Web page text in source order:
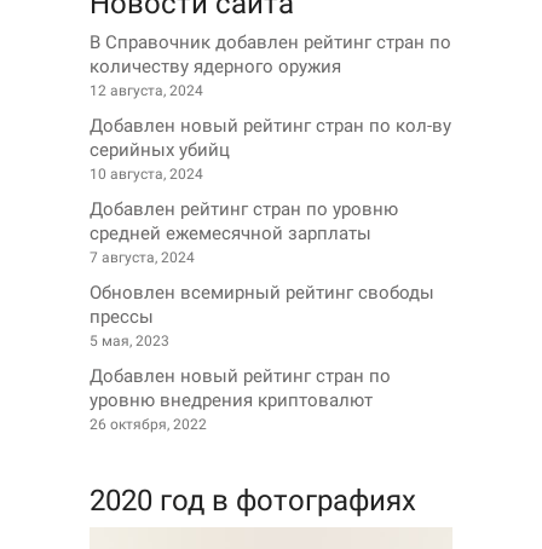
В Справочник добавлен рейтинг стран по
количеству ядерного оружия
12 августа, 2024
Добавлен новый рейтинг стран по кол-ву
серийных убийц
10 августа, 2024
Добавлен рейтинг стран по уровню
средней ежемесячной зарплаты
7 августа, 2024
Обновлен всемирный рейтинг свободы
прессы
5 мая, 2023
Добавлен новый рейтинг стран по
уровню внедрения криптовалют
26 октября, 2022
2020 год в фотографиях